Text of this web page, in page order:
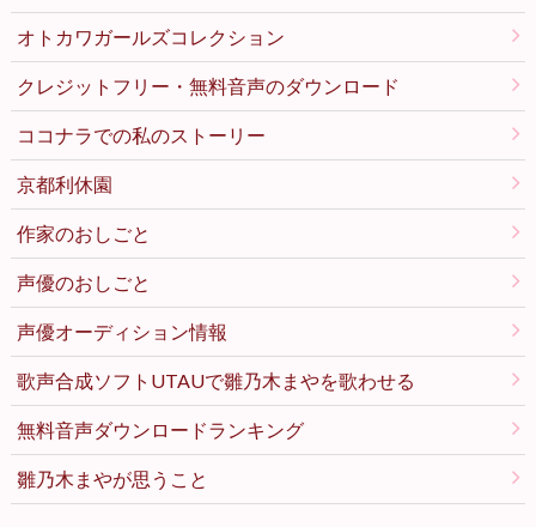
オトカワガールズコレクション
クレジットフリー・無料音声のダウンロード
ココナラでの私のストーリー
京都利休園
作家のおしごと
声優のおしごと
声優オーディション情報
歌声合成ソフトUTAUで雛乃木まやを歌わせる
無料音声ダウンロードランキング
雛乃木まやが思うこと